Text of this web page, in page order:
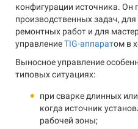
конфигурации источника. Он
производственных задач, для
ремонтных работ и для
управлениеTIG-аппаратом в
Выносное управление
типовых ситуациях:
при сварке длинных
когда источник
рабочей зоны;